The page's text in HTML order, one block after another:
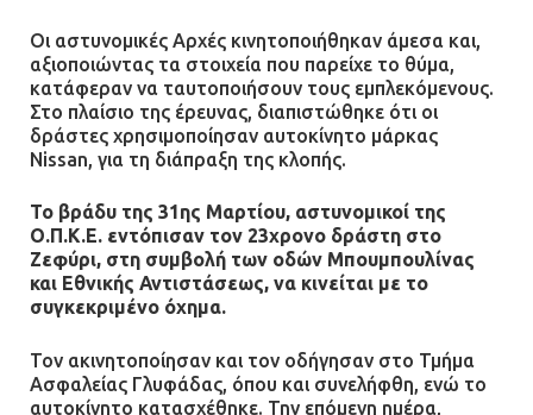
Οι αστυνομικές Αρχές κινητοποιήθηκαν άμεσα και,
αξιοποιώντας τα στοιχεία που παρείχε το θύμα,
κατάφεραν να ταυτοποιήσουν τους εμπλεκόμενους.
Στο πλαίσιο της έρευνας, διαπιστώθηκε ότι οι
δράστες χρησιμοποίησαν αυτοκίνητο μάρκας
Nissan, για τη διάπραξη της κλοπής.
Το βράδυ της 31ης Μαρτίου, αστυνομικοί της
Ο.Π.Κ.Ε. εντόπισαν τον 23χρονο δράστη στο
Ζεφύρι, στη συμβολή των οδών Μπουμπουλίνας
και Εθνικής Αντιστάσεως, να κινείται με το
συγκεκριμένο όχημα.
Τον ακινητοποίησαν και τον οδήγησαν στο Τμήμα
Ασφαλείας Γλυφάδας, όπου και συνελήφθη, ενώ το
αυτοκίνητο κατασχέθηκε. Την επόμενη ημέρα,